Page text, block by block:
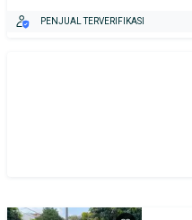
PENJUAL TERVERIFIKASI